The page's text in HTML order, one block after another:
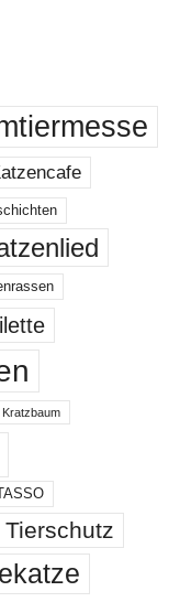
Kratzbaum
TASSO
Tierschutz